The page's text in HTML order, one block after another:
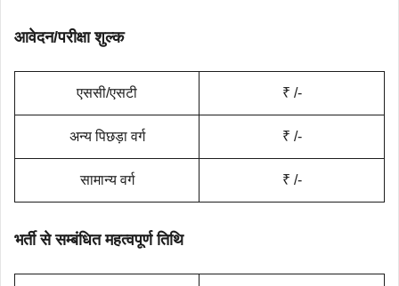
आवेदन/परीक्षा शुल्क
एससी/एसटी ₹ /-
अन्य पिछड़ा वर्ग ₹ /-
सामान्य वर्ग ₹ /-
भर्ती से सम्बंधित महत्‍वपूर्ण तिथि